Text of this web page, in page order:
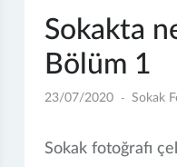
Sokakta
Bölüm 1
23/07/2020 Sokak
Sokak fotoğrafı